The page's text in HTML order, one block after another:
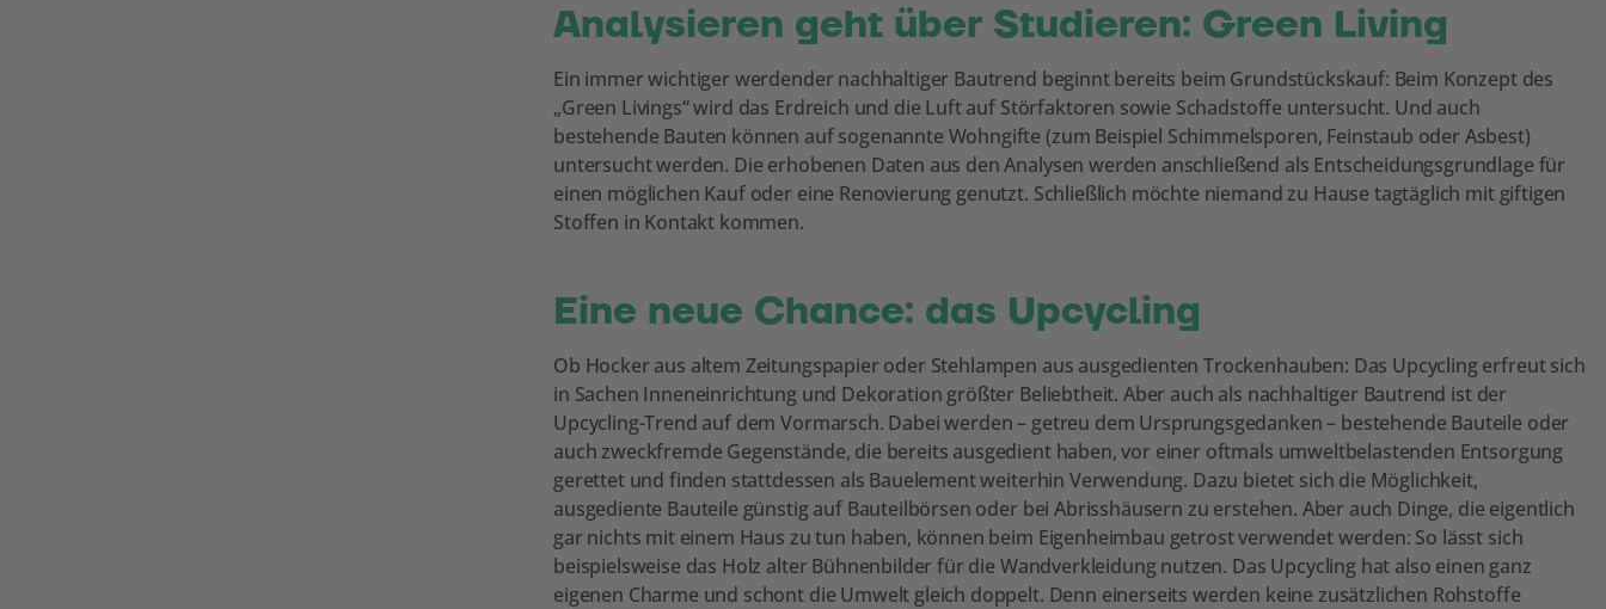
Analysieren geht über Studieren: Green Living
Ein immer wichtiger werdender nachhaltiger Bautrend beginnt bereits beim Grundstückskauf: Beim Konzept des
„Green Livings“ wird das Erdreich und die Luft auf Störfaktoren sowie Schadstoffe untersucht. Und auch
bestehende Bauten können auf sogenannte Wohngifte (zum Beispiel Schimmelsporen, Feinstaub oder Asbest)
untersucht werden. Die erhobenen Daten aus den Analysen werden anschließend als Entscheidungsgrundlage für
einen möglichen Kauf oder eine Renovierung genutzt. Schließlich möchte niemand zu Hause tagtäglich mit giftigen
Stoffen in Kontakt kommen.
Eine neue Chance: das Upcycling
Ob Hocker aus altem Zeitungspapier oder Stehlampen aus ausgedienten Trockenhauben: Das Upcycling erfreut sich
in Sachen Inneneinrichtung und Dekoration größter Beliebtheit. Aber auch als nachhaltiger Bautrend ist der
Upcycling-Trend auf dem Vormarsch. Dabei werden – getreu dem Ursprungsgedanken – bestehende Bauteile oder
auch zweckfremde Gegenstände, die bereits ausgedient haben, vor einer oftmals umweltbelastenden Entsorgung
gerettet und finden stattdessen als Bauelement weiterhin Verwendung. Dazu bietet sich die Möglichkeit,
ausgediente Bauteile günstig auf Bauteilbörsen oder bei Abrisshäusern zu erstehen. Aber auch Dinge, die eigentlich
gar nichts mit einem Haus zu tun haben, können beim Eigenheimbau getrost verwendet werden: So lässt sich
beispielsweise das Holz alter Bühnenbilder für die Wandverkleidung nutzen. Das Upcycling hat also einen ganz
eigenen Charme und schont die Umwelt gleich doppelt. Denn einerseits werden keine zusätzlichen Rohstoffe